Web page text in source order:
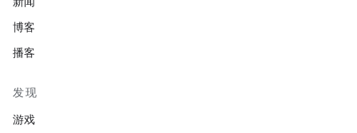
博客
播客
发现
游戏